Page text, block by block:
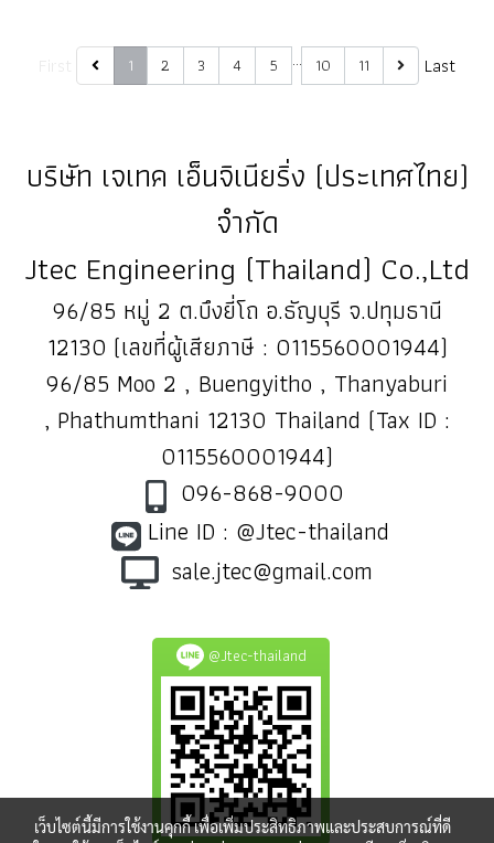
1 2 3 4 5 … 10 11 Last
บริษัท เจเทค เอ็นจิเนียริ่ง (ประเทศไทย)
จำกัด
Jtec Engineering (Thailand) Co.,Ltd
96/85 หมู่ 2 ต.บึงยี่โถ อ.ธัญบุรี จ.ปทุมธานี
12130 (เลขที่ผู้เสียภาษี : 0115560001944)
96/85 Moo 2 , Buengyitho , Thanyaburi
, Phathumthani 12130 Thailand (Tax ID :
0115560001944)
096-868-9000
Line ID : @Jtec-thailand
sale.jtec@gmail.com
@Jtec-thailand
เว็บไซต์นี้มีการใช้งานคุกกี้ เพื่อเพิ่มประสิทธิภาพและประสบการณ์ที่ดี